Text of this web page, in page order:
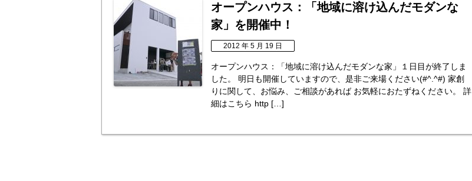
オープンハウス：「地域に溶け込んだモダンな
家」を開催中！
2012 年 5 月 19 日
オープンハウス：「地域に溶け込んだモダンな家」１日目が終了しま
した。 明日も開催していますので、是非ご来場ください(#^.^#) 家創
りに関して、お悩み、ご相談があれば お気軽におたずねください。 詳
細はこちら http […]